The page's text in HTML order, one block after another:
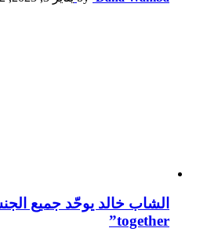
together”